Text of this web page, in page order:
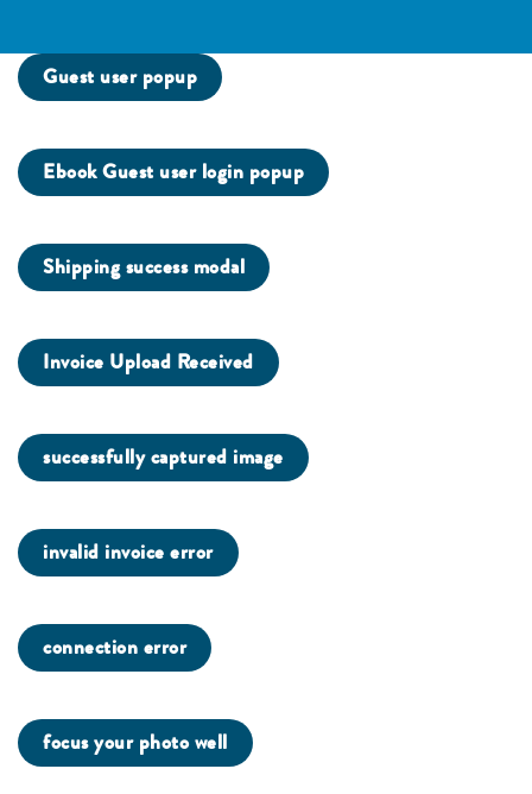
Guest user popup
Ebook Guest user login popup
Shipping success modal
Invoice Upload Received
successfully captured image
invalid invoice error
connection error
focus your photo well